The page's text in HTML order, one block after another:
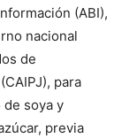
(ABI),
nacional
de
para
soya y
previa